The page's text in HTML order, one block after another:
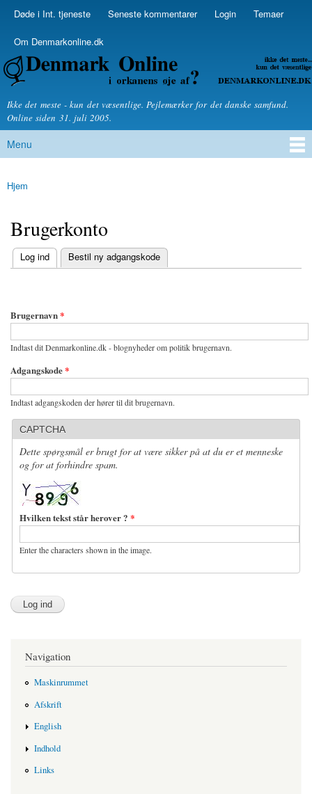
Skip to
Secondary menu
Døde i Int. tjeneste Seneste kommentarer Login Temaer
Om Denmarkonline.dk
Denmarkonline.dk - blognyheder om politik
Ikke det meste - kun det væsentlige. Pejlemærker for det danske samfund.
Online siden 31. juli 2005.
Main menu
Menu
You are here
Hjem
Brugerkonto
Primary tabs
Log ind
(active tab) Bestil ny adgangskode
Brugernavn*
Indtast dit Denmarkonline.dk - blognyheder om politik brugernavn.
Adgangskode*
Indtast adgangskoden der hører til dit brugernavn.
CAPTCHA
Dette spørgsmål er brugt for at være sikker på at du er et menneske
og for at forhindre spam.
Hvilken tekst står herover ? *
Enter the characters shown in the image.
Navigation
Maskinrummet
Afskrift
English
Indhold
Links